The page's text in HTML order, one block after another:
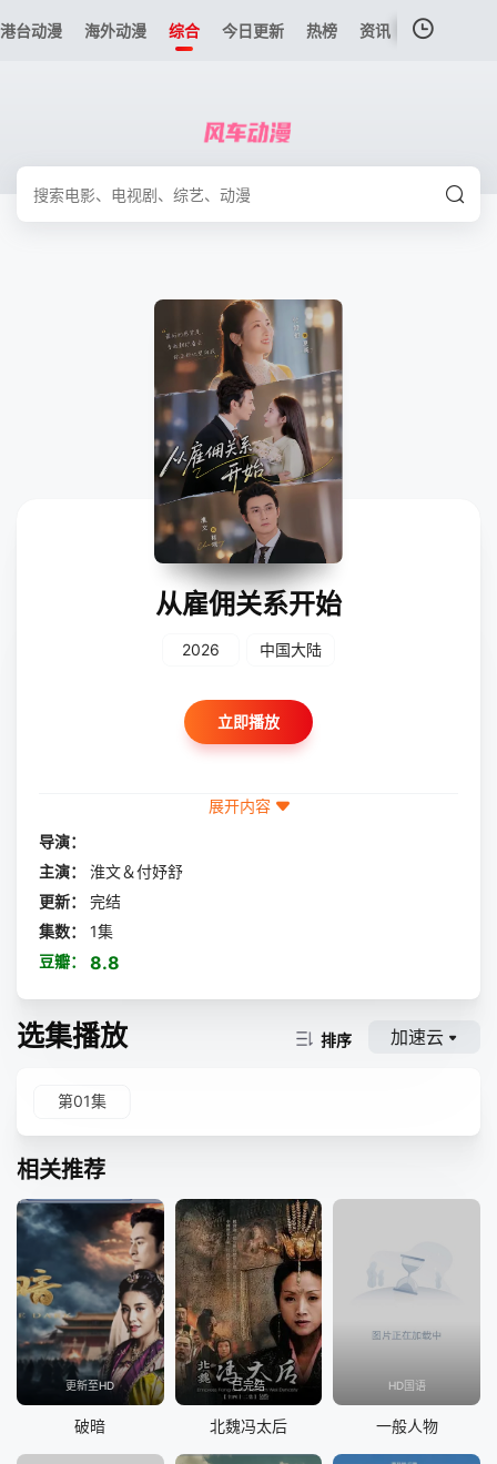
港台动漫 海外动漫 综合 今日更新 热榜 资讯
从雇佣关系开始
2026 中国大陆
立即播放
展开内容
导演：
主演：
淮文＆付妤舒
更新：
完结
集数：
1集
豆瓣：
8.8
选集播放 排序 加速云
第01集
相关推荐
更新至HD
破暗
已完结
北魏冯太后
HD国语
一般人物